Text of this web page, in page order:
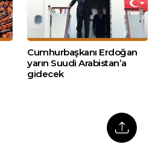
Cumhurbaşkanı Erdoğan
yarın Suudi Arabistan’a
gidecek